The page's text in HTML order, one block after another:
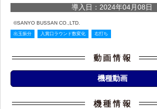
導入日：2024年04月08日
©SANYO BUSSAN CO.,LTD.
出玉振分 入賞口ラウンド数変化 右打ち
機種動画